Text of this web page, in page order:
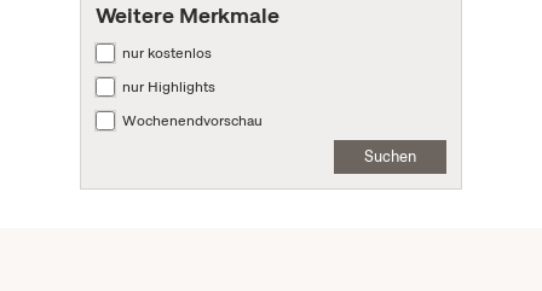
Weitere Merkmale
nur kostenlos
nur Highlights
Wochenendvorschau
Suchen